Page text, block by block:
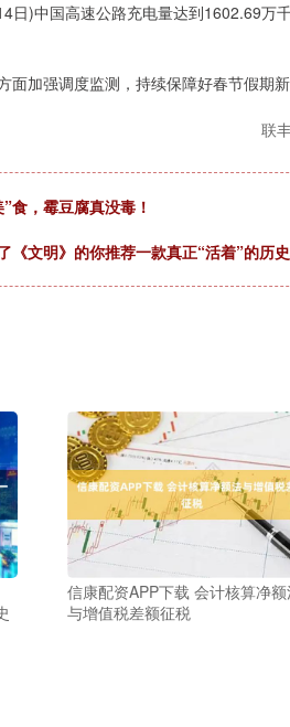
)中国高速公路充电量达到1602.69万
加强调度监测，持续保障好春节假期
联
食，霉豆腐真没毒！
《文明》的你推荐一款真正“活着”的历
信康配资APP下载 会计核算净额
与增值税差额征税